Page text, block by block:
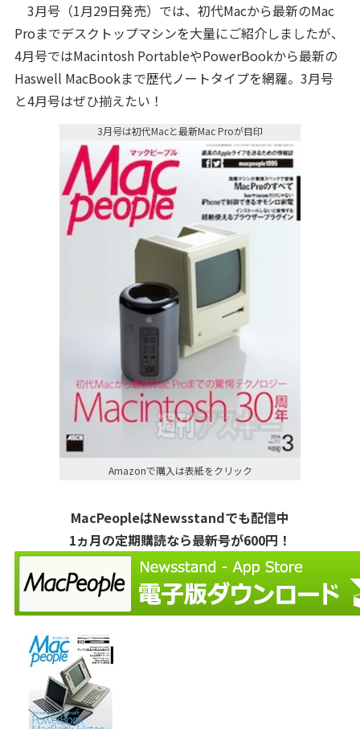
3月号（1月29日発売）では、初代Macから最新のMac
Proまでデスクトップマシンを大量にご紹介しましたが、
4月号ではMacintosh PortableやPowerBookから最新の
Haswell MacBookまで歴代ノートタイプを網羅。3月号
と4月号はぜひ揃えたい！
3月号は初代Macと最新Mac Proが目印
Amazonで購入は表紙をクリック
MacPeopleはNewsstandでも配信中
1ヵ月の定期購読なら最新号が600円！